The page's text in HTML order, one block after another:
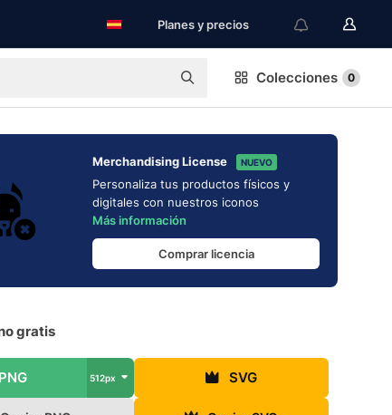
Planes y precios
Colecciones 0
Merchandising License NUEVO
Personaliza tus productos físicos y
digitales con nuestros iconos
Más información
Comprar licencia
gratis
PNG 512px SVG